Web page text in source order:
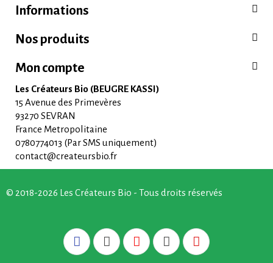
Informations
Nos produits
Mon compte
Les Créateurs Bio (BEUGRE KASSI)
15 Avenue des Primevères
93270 SEVRAN
France Metropolitaine
0780774013 (Par SMS uniquement)
contact@createursbio.fr
© 2018-2026 Les Créateurs Bio - Tous droits réservés